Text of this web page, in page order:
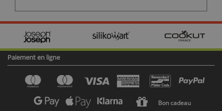
Paiement en ligne
Bon cadeau